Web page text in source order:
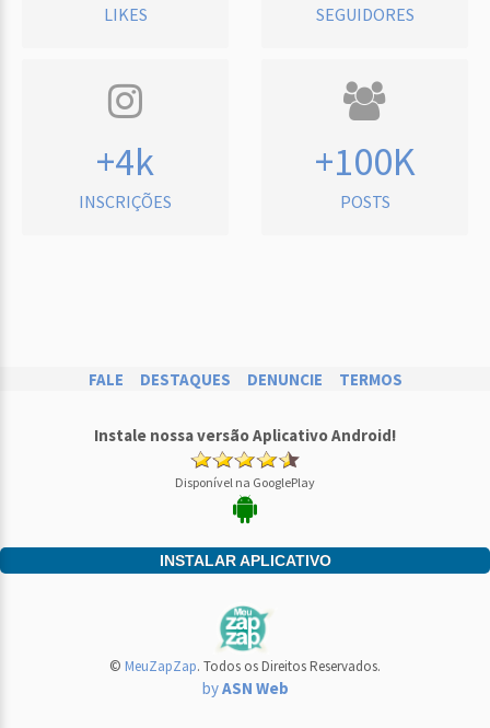
LIKES SEGUIDORES
+4k
INSCRIÇÕES
+100K
POSTS
FALE DESTAQUES DENUNCIE TERMOS
Instale nossa versão Aplicativo Android!
Disponível na GooglePlay
INSTALAR APLICATIVO
© MeuZapZap. Todos os Direitos Reservados.
byASN Web